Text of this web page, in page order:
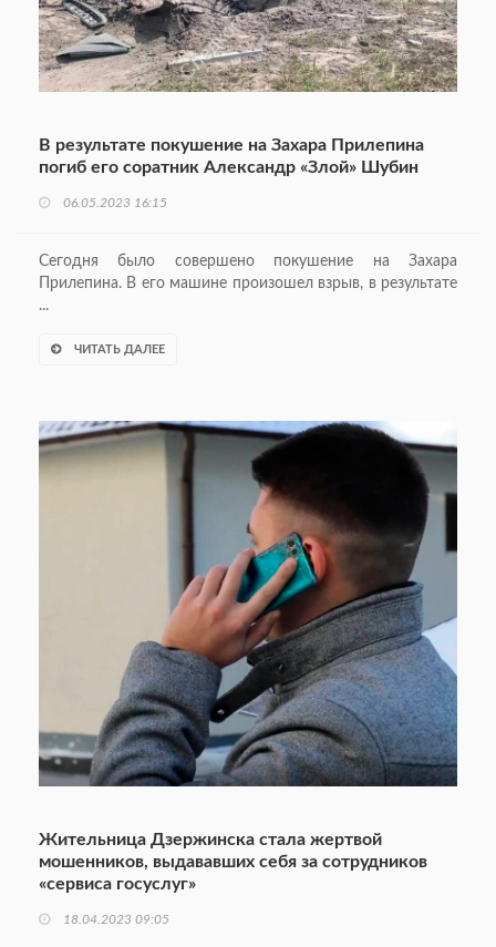
В результате покушение на Захара Прилепина
погиб его соратник Александр «Злой» Шубин
06.05.2023 16:15
Сегодня было совершено покушение на Захара
Прилепина. В его машине произошел взрыв, в результате
...
ЧИТАТЬ ДАЛЕЕ
Жительница Дзержинска стала жертвой
мошенников, выдававших себя за сотрудников
«сервиса госуслуг»
18.04.2023 09:05